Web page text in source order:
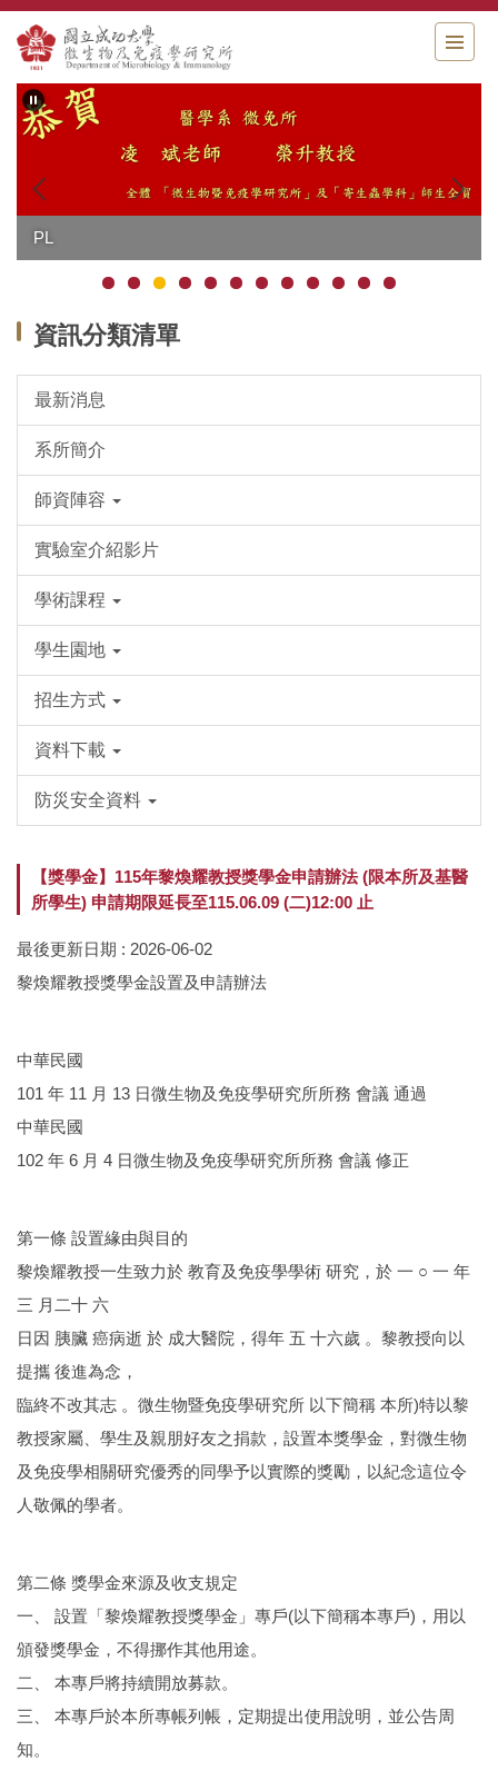
跳
到
主
要
內
容
PL
資訊分類清單
最新消息
系所簡介
師資陣容
實驗室介紹影片
學術課程
學生園地
招生方式
資料下載
防災安全資料
【獎學金】115年黎煥耀教授獎學金申請辦法 (限本所及基醫
所學生) 申請期限延長至115.06.09 (二)12:00 止
最後更新日期 : 2026-06-02
黎煥耀教授獎學金設置及申請辦法
中華民國
101 年 11 月 13 日微生物及免疫學研究所所務 會議 通過
中華民國
102 年 6 月 4 日微生物及免疫學研究所所務 會議 修正
第一條 設置緣由與目的
黎煥耀教授一生致力於 教育及免疫學學術 研究，於 一 ○ 一 年
三 月二十 六
日因 胰臟 癌病逝 於 成大醫院，得年 五 十六歲 。黎教授向以
提攜 後進為念，
臨終不改其志 。微生物暨免疫學研究所 以下簡稱 本所)特以黎
教授家屬、學生及親朋好友之捐款，設置本獎學金，對微生物
及免疫學相關研究優秀的同學予以實際的獎勵，以紀念這位令
人敬佩的學者。
第二條 獎學金來源及收支規定
一、 設置「黎煥耀教授獎學金」專戶(以下簡稱本專戶)，用以
頒發獎學金，不得挪作其他用途。
二、 本專戶將持續開放募款。
三、 本專戶於本所專帳列帳，定期提出使用說明，並公告周
知。